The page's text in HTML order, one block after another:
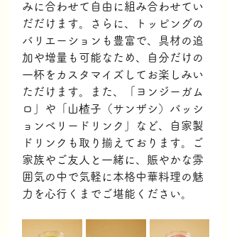
みに合わせて自由に組み合わせてい
だだけます。さらに、トッピングの
バリエーションも豊富で、具材の追
加や増量も可能なため、自分だけの
一杯をカスタマイズしてお楽しみい
ただけます。また、「ヨンジーガム
ロ」や「山楂子（サンザシ）パッシ
ョンベリードリンク」など、自家製
ドリンクも取り揃えております。ご
家族やご友人と一緒に、賑やかな雰
囲気の中で気軽に本格中華料理の魅
力を心行くまでご堪能ください。